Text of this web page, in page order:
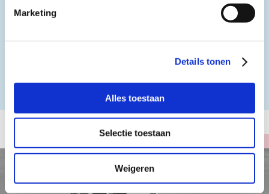
Marketing
Details tonen
Alles toestaan
Selectie toestaan
Weigeren